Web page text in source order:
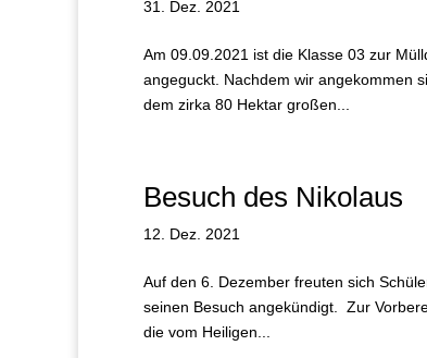
31. Dez. 2021
Am 09.09.2021 ist die Klasse 03 zur
angeguckt. Nachdem wir angekommen
dem zirka 80 Hektar großen...
Besuch des Nikolaus
12. Dez. 2021
Auf den 6. Dezember freuten sich
seinen Besuch angekündigt. Zur
die vom Heiligen...